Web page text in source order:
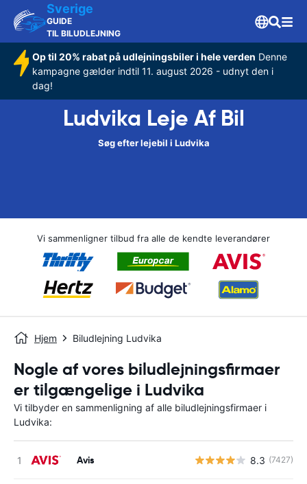
Sverige
GUIDE
TIL BILUDLEJNING
Op til 20% rabat på udlejningsbiler i hele verden Denne
kampagne gælder indtil 11. august 2026 - udnyt den i
dag!
Ludvika Leje Af Bil
Søg efter lejebil i Ludvika
Vi sammenligner tilbud fra alle de kendte leverandører
Hjem Biludlejning Ludvika
Nogle af vores biludlejningsfirmaer
er tilgængelige i Ludvika
Vi tilbyder en sammenligning af alle biludlejningsfirmaer i
Ludvika:
Avis 8.3 (7427)